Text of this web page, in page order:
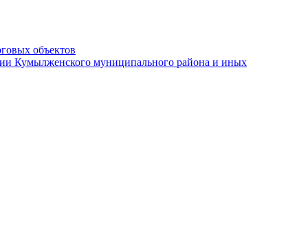
объектов
Кумылженского муниципального района и иных